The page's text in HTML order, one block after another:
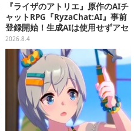
『ライザのアトリエ』原作のAIチ
ャットRPG『RyzaChat:AI』事前
登録開始！生成AIは使用せずアセ
ットはトリダモノ氏監修で人力作
成、音声もアプリ専用収録素材を
活用
2026.8.4